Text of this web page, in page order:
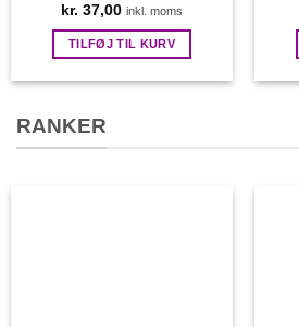
kr. 37,00 inkl. moms
TILFØJ TIL KURV
RANKER